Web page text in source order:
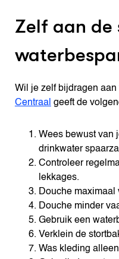
Zelf aan de
Wil je zelf bijdragen
Centraal geeft de
Wees bewust van
drinkwater
Controleer
lekkages.
Douche maximaal
Douche minder
Gebruik een
Verklein de
Was kleding